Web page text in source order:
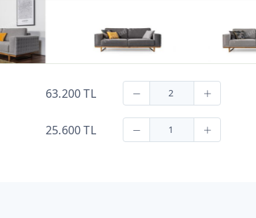
63.200 TL
25.600 TL